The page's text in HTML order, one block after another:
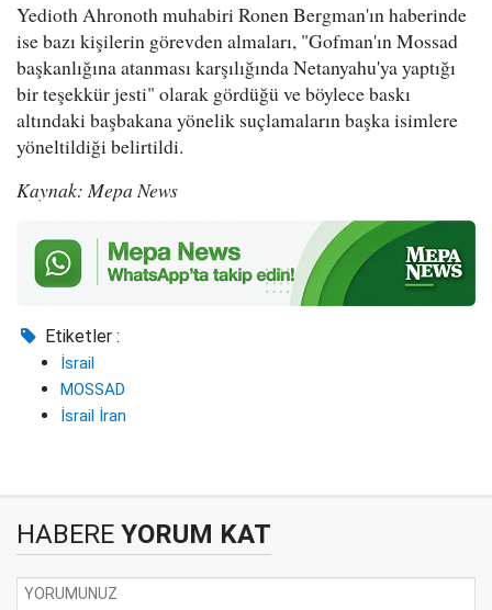
Yedioth Ahronoth muhabiri Ronen Bergman'ın haberinde
ise bazı kişilerin görevden almaları, "Gofman'ın Mossad
başkanlığına atanması karşılığında Netanyahu'ya yaptığı
bir teşekkür jesti" olarak gördüğü ve böylece baskı
altındaki başbakana yönelik suçlamaların başka isimlere
yöneltildiği belirtildi.
Kaynak: Mepa News
Etiketler :
İsrail
MOSSAD
İsrail İran
HABERE YORUM KAT